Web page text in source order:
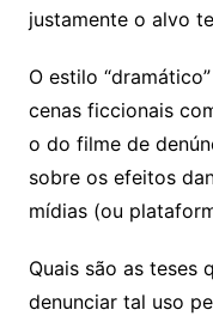
justamente o alvo
O estilo
cenas ficcionais
o do filme de
sobre os efeitos
mídias (ou
Quais são as teses
denunciar tal uso